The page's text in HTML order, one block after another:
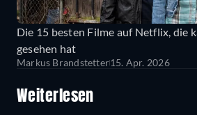
Die 15 besten Filme auf Netflix, die
gesehen hat
Markus Brandstetter15. Apr. 2026
Weiterlesen